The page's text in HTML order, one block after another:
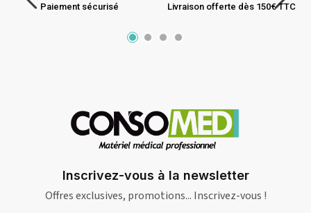
Paiement sécurisé Livraison offerte dès 150€ TTC
Inscrivez-vous à la newsletter
Offres exclusives, promotions... Inscrivez-vous !